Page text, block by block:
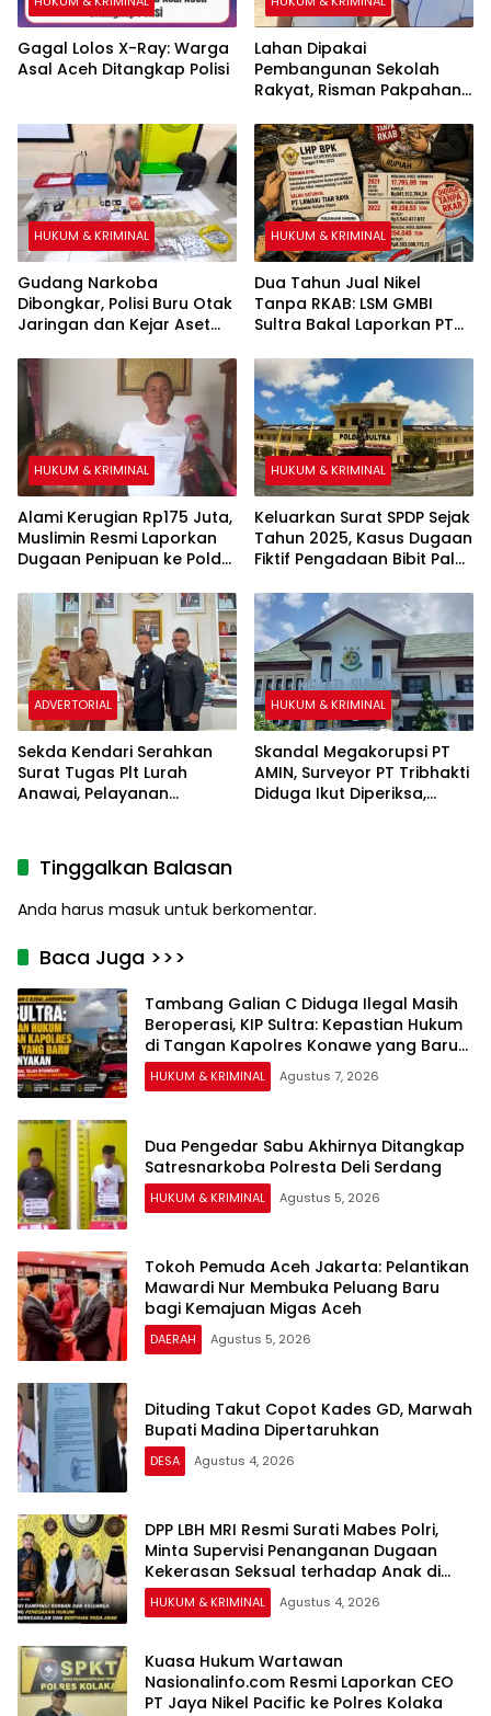
Gagal Lolos X-Ray: Warga
Asal Aceh Ditangkap Polisi
Lahan Dipakai
Pembangunan Sekolah
Rakyat, Risman Pakpahan
Rugi Ke Kemensos RI
HUKUM & KRIMINAL
Gudang Narkoba
Dibongkar, Polisi Buru Otak
Jaringan dan Kejar Aset
HUKUM & KRIMINAL
Dua Tahun Jual Nikel
Tanpa RKAB: LSM GMBI
Sultra Bakal Laporkan PT
HUKUM & KRIMINAL
Alami Kerugian Rp175 Juta,
Muslimin Resmi Laporkan
Dugaan Penipuan ke Polda
HUKUM & KRIMINAL
Keluarkan Surat SPDP Sejak
Tahun 2025, Kasus Dugaan
Fiktif Pengadaan Bibit Pala
Miliar Belum ada
Tersangka
ADVERTORIAL
Sekda Kendari Serahkan
Surat Tugas Plt Lurah
Anawai, Pelayanan
HUKUM & KRIMINAL
Skandal Megakorupsi PT
AMIN, Surveyor PT Tribhakti
Diduga Ikut Diperiksa,
Tinggalkan Balasan
Anda harus masuk untuk berkomentar.
Baca Juga >>>
Tambang Galian C Diduga Ilegal Masih
Beroperasi, KIP Sultra: Kepastian Hukum
di Tangan Kapolres Konawe yang Baru
Dipertanyakan
HUKUM & KRIMINAL Agustus 7, 2026
Dua Pengedar Sabu Akhirnya Ditangkap
Satresnarkoba Polresta Deli Serdang
HUKUM & KRIMINAL Agustus 5, 2026
Tokoh Pemuda Aceh Jakarta: Pelantikan
Mawardi Nur Membuka Peluang Baru
bagi Kemajuan Migas Aceh
DAERAH Agustus 5, 2026
Dituding Takut Copot Kades GD, Marwah
Bupati Madina Dipertaruhkan
DESA Agustus 4, 2026
DPP LBH MRI Resmi Surati Mabes Polri,
Minta Supervisi Penanganan Dugaan
Kekerasan Seksual terhadap Anak di
Banggai
HUKUM & KRIMINAL Agustus 4, 2026
Kuasa Hukum Wartawan
Nasionalinfo.com Resmi Laporkan CEO
PT Jaya Nikel Pacific ke Polres Kolaka